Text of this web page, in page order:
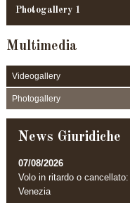
Photogallery 1
Multimedia
Videogallery
Photogallery
News Giuridiche
07/08/2026
Volo in ritardo o
Venezia